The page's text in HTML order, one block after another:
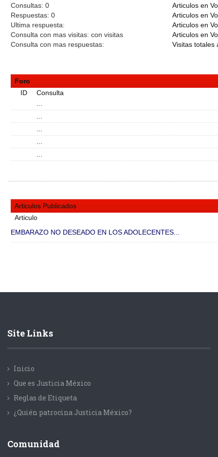
Consultas: 0
Respuestas: 0
Ultima respuesta:
Consulta con mas visitas: con visitas
Consulta con mas respuestas:
Articulos en
Articulos en
Articulos en
Articulos en
Visitas totales
Foro
ID
Consulta
Articulos Publicados
Articulo
EMBARAZO NO DESEADO EN LOS ADOLECENTES...
Site Links
Inicio
Que es Justicia México
Reglas de Etiqueta
¿Quién patrocina Justicia México?
Comunidad